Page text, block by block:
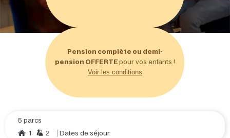
Pension complète ou demi-
pension OFFERTE pour vos enfants !
Voir les conditions
5 parcs
1
2 Dates de séjour